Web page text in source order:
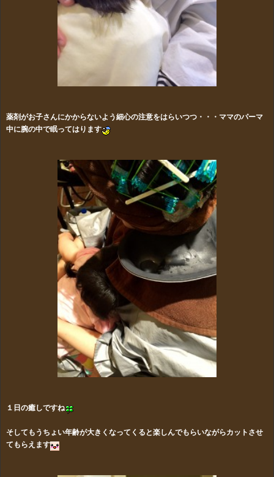
薬剤がお子さんにかからないよう細心の注意をはらいつつ・・・ママのパーマ
中に腕の中で眠ってはります
１日の癒しですね
そしてもうちょい年齢が大きくなってくると楽しんでもらいながらカットさせ
てもらえます